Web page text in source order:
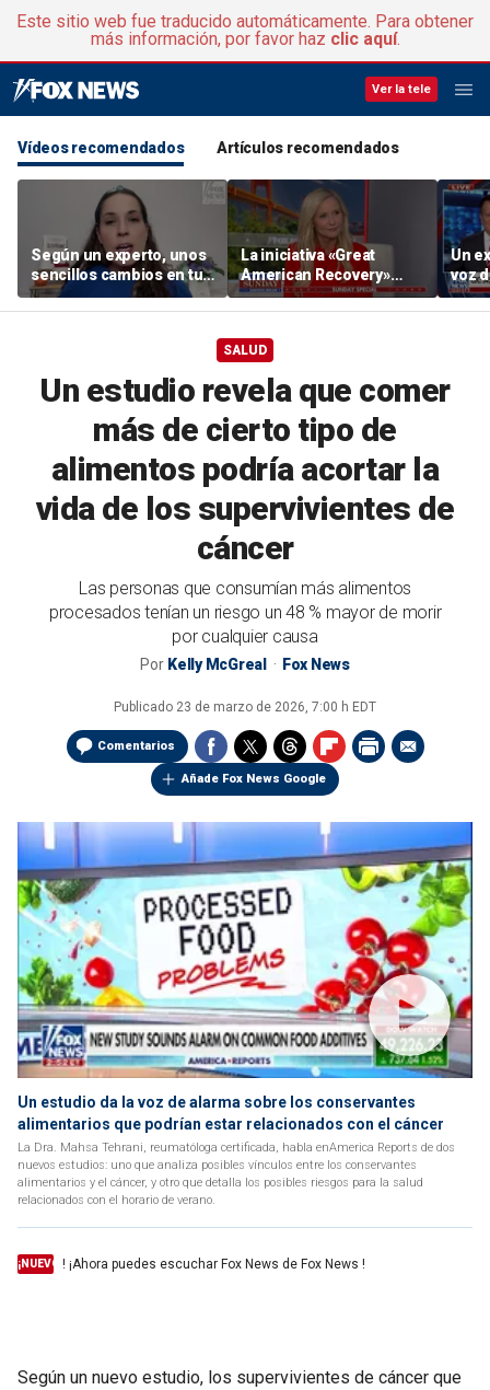
Este sitio web fue traducido automáticamente. Para obtener
más información, por favor haz clic aquí.
Ver la tele
Vídeos recomendados Artículos recomendados
Según un experto, unos
sencillos cambios en tu
entorno para dormir
pueden mejorar el
La iniciativa «Great
American Recovery»
impulsa la lucha contra la
adicción
Un
voz
SALUD
Un estudio revela que comer
más de cierto tipo de
alimentos podría acortar la
vida de los supervivientes de
cáncer
Las personas que consumían más alimentos
procesados tenían un riesgo un 48 % mayor de morir
por cualquier causa
Por Kelly McGreal Fox News
Publicado 23 de marzo de 2026, 7:00 h EDT
Comentarios
Añade Fox News Google
Un estudio da la voz de alarma sobre los conservantes
alimentarios que podrían estar relacionados con el cáncer
La Dra. Mahsa Tehrani, reumatóloga certificada, habla enAmerica Reports de dos
nuevos estudios: uno que analiza posibles vínculos entre los conservantes
alimentarios y el cáncer, y otro que detalla los posibles riesgos para la salud
relacionados con el horario de verano.
¡NUEVO ! ¡Ahora puedes escuchar Fox News de Fox News !
Según un nuevo estudio, los supervivientes de cáncer que